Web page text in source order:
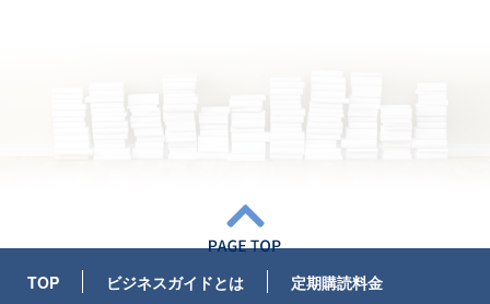
TOP ビジネスガイドとは 定期購読料金